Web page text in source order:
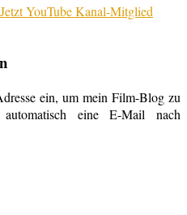
ein, um mein Film-Blog zu
eine E-Mail nach